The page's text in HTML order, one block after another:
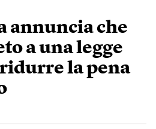
annuncia che
a una legge
la pena